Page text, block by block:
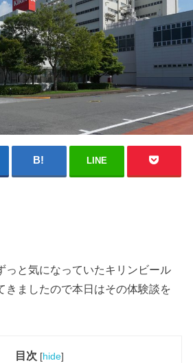
LINE
っと気になっていたキリンビール
きましたので本日はその体験談を
目次 [hide]